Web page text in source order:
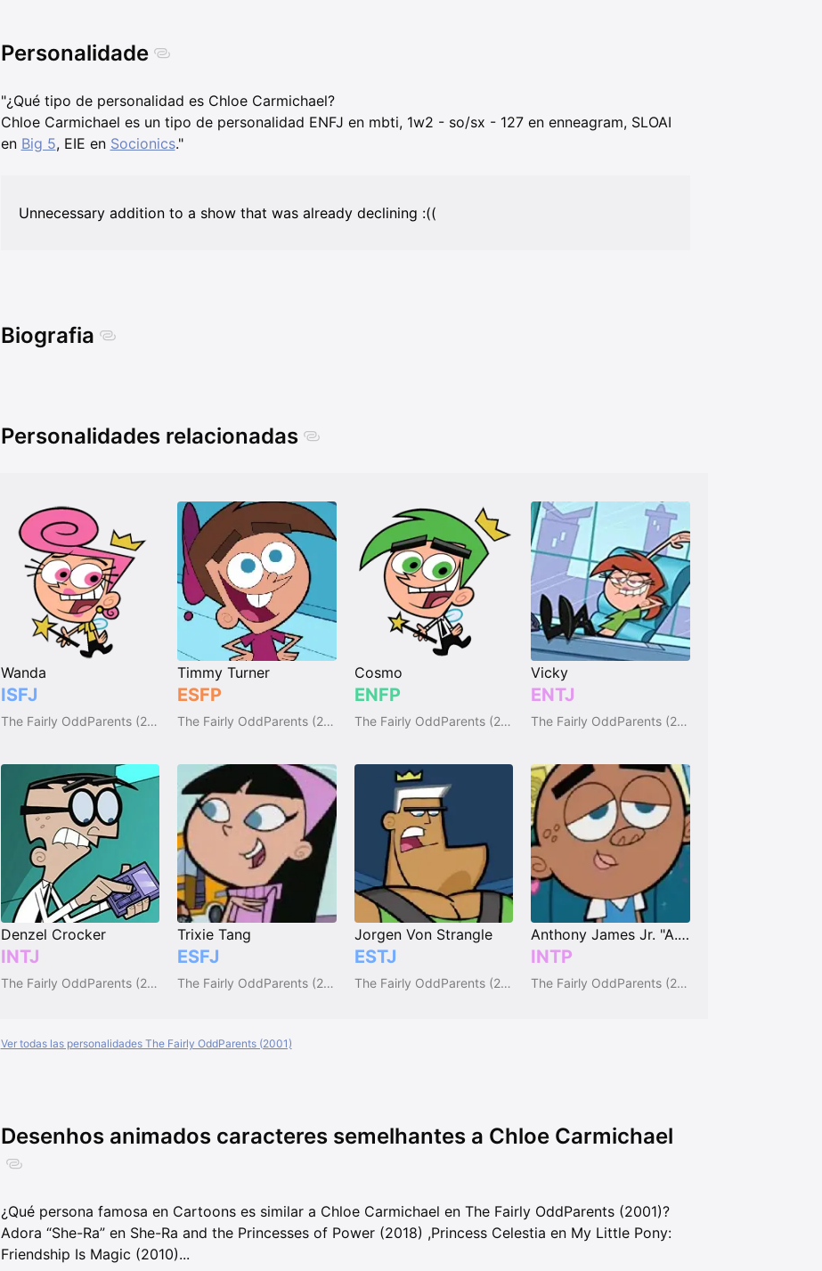
Personalidade
"¿Qué tipo de personalidad es Chloe Carmichael?
Chloe Carmichael es un tipo de personalidad ENFJ en mbti, 1w2 - so/sx - 127 en enneagram, SLOAI
en Big 5, EIE en Socionics."
Unnecessary addition to a show that was already declining :((
Biografia
Personalidades relacionadas
Wanda
ISFJ
The Fairly OddParents (2001)
Timmy Turner
ESFP
The Fairly OddParents (2001)
Cosmo
ENFP
The Fairly OddParents (2001)
Vicky
ENTJ
The Fairly OddParents (2001)
Denzel Crocker
INTJ
The Fairly OddParents (2001)
Trixie Tang
ESFJ
The Fairly OddParents (2001)
Jorgen Von Strangle
ESTJ
The Fairly OddParents (2001)
Anthony James Jr. "A.J."
INTP
The Fairly OddParents (2001)
Ver todas las personalidades The Fairly OddParents (2001)
Desenhos animados caracteres semelhantes a Chloe Carmichael
¿Qué persona famosa en Cartoons es similar a Chloe Carmichael en The Fairly OddParents (2001)?
Adora “She-Ra” en She-Ra and the Princesses of Power (2018) ,Princess Celestia en My Little Pony:
Friendship Is Magic (2010)...